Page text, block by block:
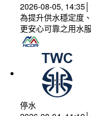
2026-08-05,
為提升供水穩定度
更安心可靠之用水
停水